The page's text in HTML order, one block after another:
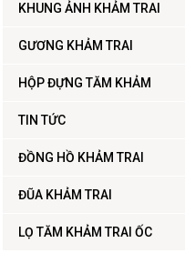
KHUNG ẢNH KHẢM TRAI
GƯƠNG KHẢM TRAI
HỘP ĐỰNG TĂM KHẢM
TIN TỨC
ĐỒNG HỒ KHẢM TRAI
ĐŨA KHẢM TRAI
LỌ TĂM KHẢM TRAI ỐC